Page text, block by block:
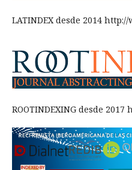
LATINDEX desde 2014
ROOTINDEXING desde